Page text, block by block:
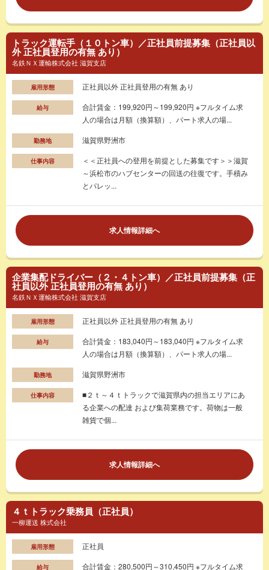
トラック運転手（１０トン車）／正社員前提募集（正社員以
外 正社員登用の有無 あり）
名鉄ＮＸ運輸株式会社 滋賀支店
雇用形態 正社員以外 正社員登用の有無 あり
給与
合計賃金：199,920円～199,920円 ※フルタイム求
人の場合は月額（換算額）、パート求人の場...
勤務地 滋賀県野洲市
仕事内容
＜＜正社員への登用を前提とした募集です＞＞滋賀
～浜松市のハブセンターの回送の往復です。手積み
とパレッ...
求人情報詳細へ
企業集配ドライバー（２・４トン車）／正社員前提募集（正
社員以外 正社員登用の有無 あり）
名鉄ＮＸ運輸株式会社 滋賀支店
雇用形態 正社員以外 正社員登用の有無 あり
給与
合計賃金：183,040円～183,040円 ※フルタイム求
人の場合は月額（換算額）、パート求人の場...
勤務地 滋賀県野洲市
仕事内容
■２ｔ～４ｔトラックで滋賀県内の担当エリアにあ
る企業への配達 および集荷業務です。荷物は一般
雑貨で個...
求人情報詳細へ
４ｔトラック乗務員（正社員）
一柳運送 株式会社
雇用形態 正社員
給与
合計賃金：280,500円～310,450円 ※フルタイム求